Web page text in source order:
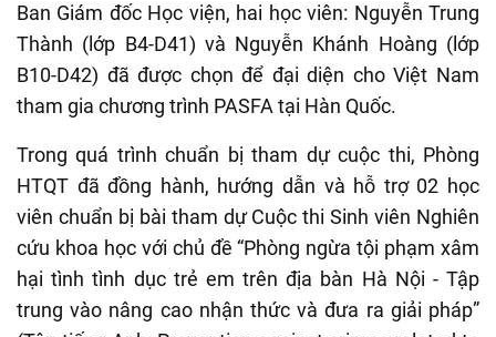
Ban Giám đốc Học viện, hai học viên: Nguyễn Trung
Thành (lớp B4-D41) và Nguyễn Khánh Hoàng (lớp
B10-D42) đã được chọn để đại diện cho Việt Nam
tham gia chương trình PASFA tại Hàn Quốc.
Trong quá trình chuẩn bị tham dự cuộc thi, Phòng
HTQT đã đồng hành, hướng dẫn và hỗ trợ 02 học
viên chuẩn bị bài tham dự Cuộc thi Sinh viên Nghiên
cứu khoa học với chủ đề “Phòng ngừa tội phạm xâm
hại tình tình dục trẻ em trên địa bàn Hà Nội - Tập
trung vào nâng cao nhận thức và đưa ra giải pháp”